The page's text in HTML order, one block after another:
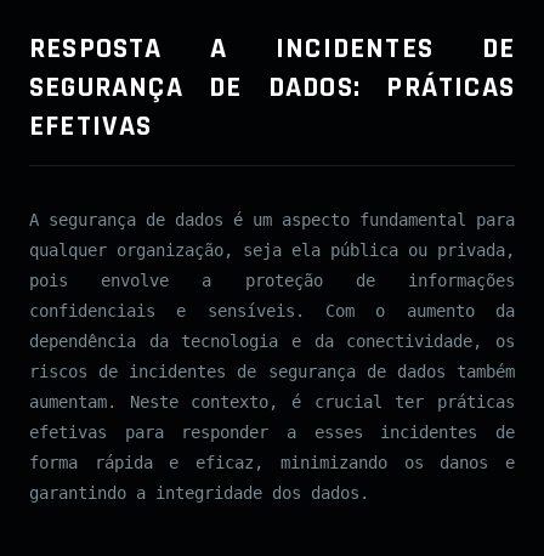
RESPOSTA A INCIDENTES DE
SEGURANÇA DE DADOS: PRÁTICAS
EFETIVAS
A segurança de dados é um aspecto fundamental para
qualquer organização, seja ela pública ou privada,
pois envolve a proteção de informações
confidenciais e sensíveis. Com o aumento da
dependência da tecnologia e da conectividade, os
riscos de incidentes de segurança de dados também
aumentam. Neste contexto, é crucial ter práticas
efetivas para responder a esses incidentes de
forma rápida e eficaz, minimizando os danos e
garantindo a integridade dos dados.